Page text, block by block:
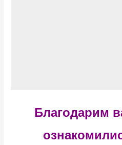
Благодарим